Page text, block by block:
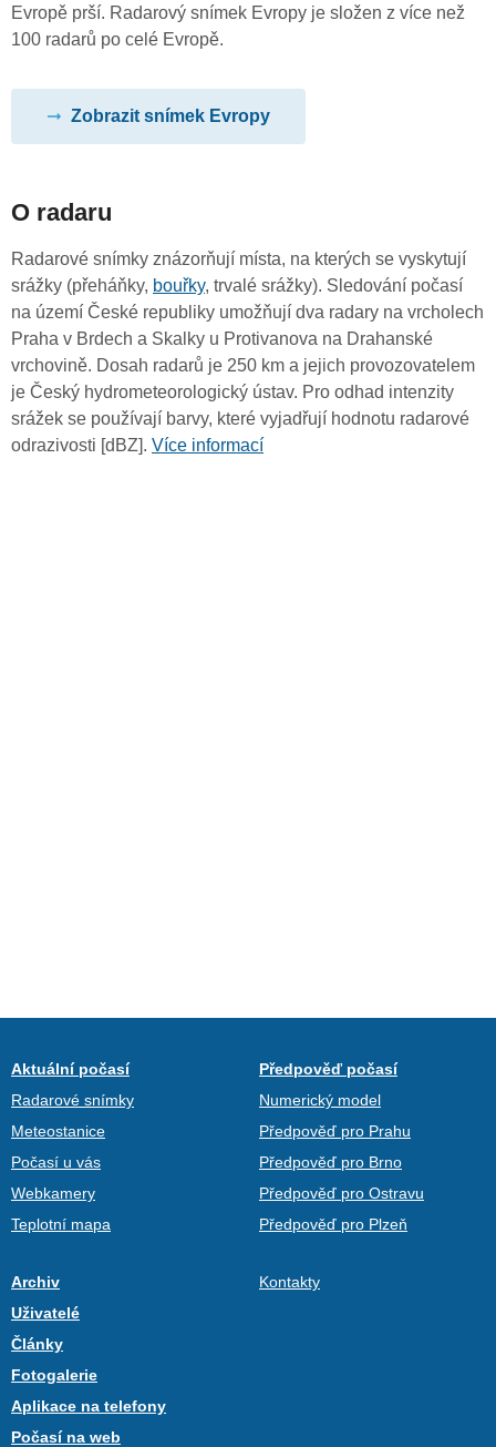
Evropě prší. Radarový snímek Evropy je složen z více než
100 radarů po celé Evropě.
Zobrazit snímek Evropy
O radaru
Radarové snímky znázorňují místa, na kterých se vyskytují
srážky (přeháňky, bouřky, trvalé srážky). Sledování počasí
na území České republiky umožňují dva radary na vrcholech
Praha v Brdech a Skalky u Protivanova na Drahanské
vrchovině. Dosah radarů je 250 km a jejich provozovatelem
je Český hydrometeorologický ústav. Pro odhad intenzity
srážek se používají barvy, které vyjadřují hodnotu radarové
odrazivosti [dBZ]. Více informací
Aktuální počasí
Radarové snímky
Meteostanice
Počasí u vás
Webkamery
Teplotní mapa
Předpověď počasí
Numerický model
Předpověď pro Prahu
Předpověď pro Brno
Předpověď pro Ostravu
Předpověď pro Plzeň
Archiv
Uživatelé
Články
Fotogalerie
Aplikace na telefony
Počasí na web
Kontakty